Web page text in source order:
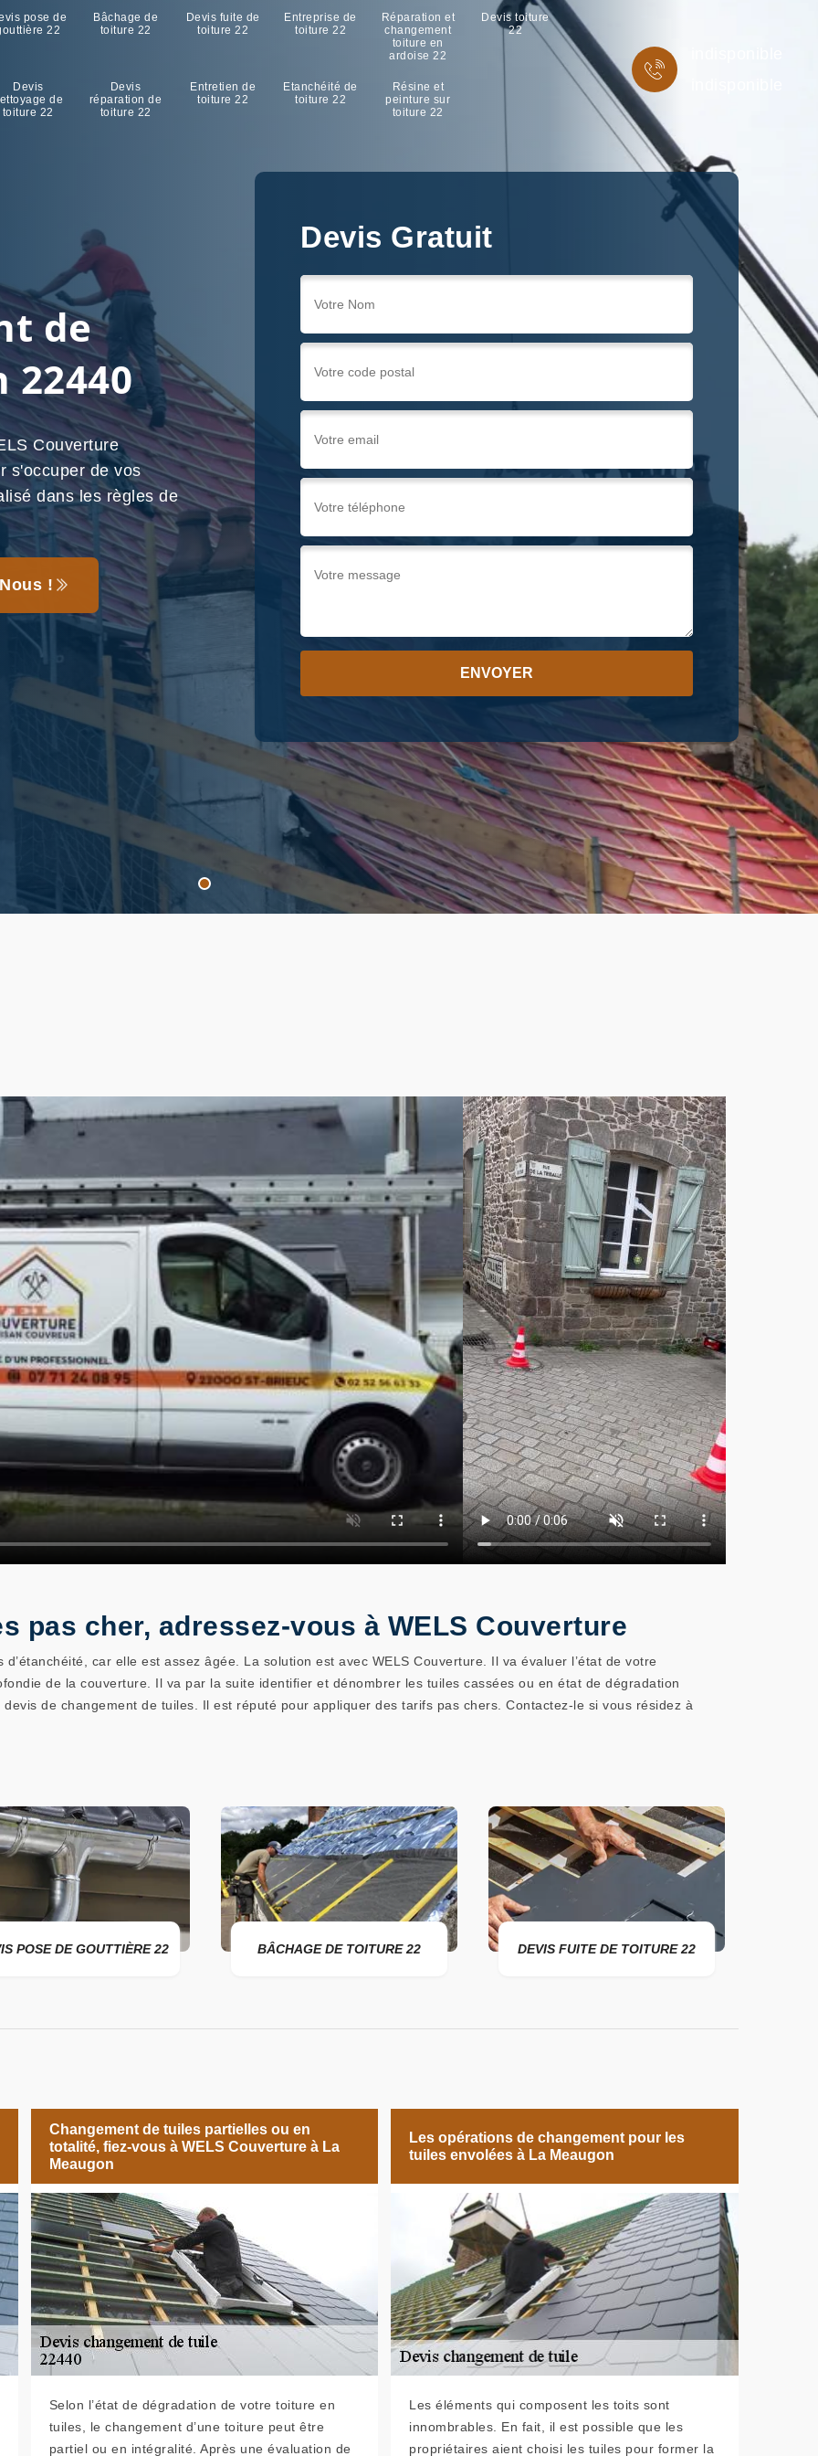
pose de
22
Bâchage de
toiture 22
Devis fuite de
toiture 22
Entreprise de
toiture 22
Réparation et
changement
toiture en
ardoise 22
Devis toiture
22
Devis
de
toiture 22
Devis
réparation de
toiture 22
Entretien de
toiture 22
Etanchéité de
toiture 22
Résine et
peinture sur
toiture 22
de
22440
Couverture
s'occuper de vos
dans les règles de
!
Devis Gratuit
pas cher, adressez-vous à WELS Couverture
car elle est assez âgée. La solution est avec WELS Couverture. Il va évaluer l’état de votre
de la couverture. Il va par la suite identifier et dénombrer les tuiles cassées ou en état de dégradation
de changement de tuiles. Il est réputé pour appliquer des tarifs pas chers. Contactez-le si vous résidez à
POSE DE GOUTTIÈRE 22 BÂCHAGE DE TOITURE 22 DEVIS FUITE DE TOITURE 22
Changement de tuiles partielles ou en
totalité, fiez-vous à WELS Couverture à La
Meaugon
Selon l’état de dégradation de votre toiture en
tuiles, le changement d’une toiture peut être
partiel ou en intégralité. Après une évaluation de
Les opérations de changement pour les
tuiles envolées à La Meaugon
Les éléments qui composent les toits sont
innombrables. En fait, il est possible que les
propriétaires aient choisi les tuiles pour former la